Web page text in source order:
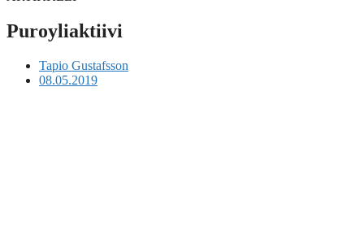
Puroyliaktiivi
Tapio Gustafsson
08.05.2019